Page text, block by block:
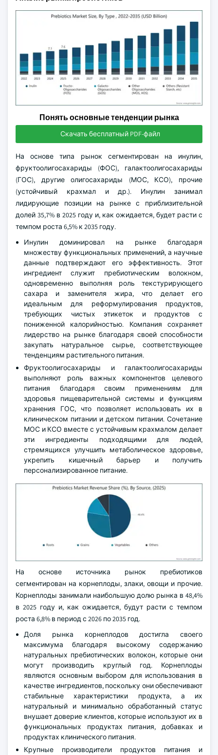
Понять основные тенденции рынка
Скачать бесплатный PDF-файл
На основе типа рынок сегментирован на инулин,
фруктоолигосахариды (ФОС), галактоолигосахариды
(ГОС), другие олигосахариды (МОС, КСО), прочие
(устойчивый крахмал и др.). Инулин занимал
лидирующие позиции на рынке с приблизительной
долей 35,7% в 2025 году и, как ожидается, будет расти с
темпом роста 6,5% к 2035 году.
Инулин доминировал на рынке благодаря
множеству функциональных применений, а научные
данные подтверждают его эффективность. Этот
ингредиент служит пребиотическим волокном,
одновременно выполняя роль текстурирующего
сахара и заменителя жира, что делает его
идеальным для реформулирования продуктов,
требующих чистых этикеток и продуктов с
пониженной калорийностью. Компания сохраняет
лидерство на рынке благодаря своей способности
закупать натуральное сырье, соответствующее
тенденциям растительного питания.
Фруктоолигосахариды и галактоолигосахариды
выполняют роль важных компонентов целевого
питания благодаря своим применениям для
здоровья пищеварительной системы и функциям
хранения ГОС, что позволяет использовать их в
клиническом питании и детском питании. Сочетание
МОС и КСО вместе с устойчивым крахмалом делает
эти ингредиенты подходящими для людей,
стремящихся улучшить метаболическое здоровье,
укрепить кишечный барьер и получить
персонализированное питание.
На основе источника рынок пребиотиков
сегментирован на корнеплоды, злаки, овощи и прочие.
Корнеплоды занимали наибольшую долю рынка в 48,4%
в 2025 году и, как ожидается, будут расти с темпом
роста 6,8% в период с 2026 по 2035 год.
Доля рынка корнеплодов достигла своего
максимума благодаря высокому содержанию
натуральных пребиотических волокон, которые они
могут производить круглый год. Корнеплоды
являются основным выбором для использования в
качестве ингредиентов, поскольку они обеспечивают
стабильные характеристики продукта, а их
натуральный и минимально обработанный статус
внушает доверие клиентов, которые используют их в
функциональных продуктах питания, добавках и
продуктах клинического питания.
Крупные производители продуктов питания и